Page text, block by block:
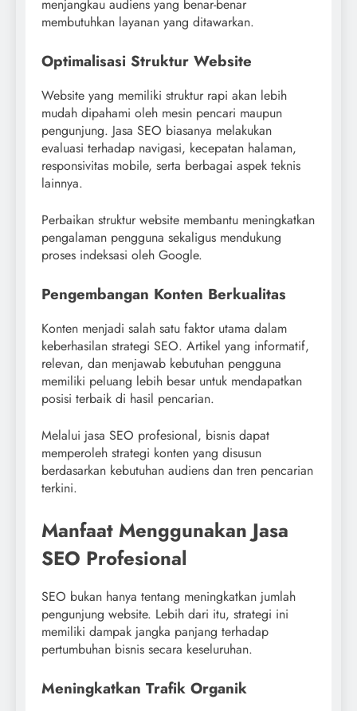
menjangkau audiens yang benar-benar
membutuhkan layanan yang ditawarkan.
Optimalisasi Struktur Website
Website yang memiliki struktur rapi akan lebih
mudah dipahami oleh mesin pencari maupun
pengunjung. Jasa SEO biasanya melakukan
evaluasi terhadap navigasi, kecepatan halaman,
responsivitas mobile, serta berbagai aspek teknis
lainnya.
Perbaikan struktur website membantu meningkatkan
pengalaman pengguna sekaligus mendukung
proses indeksasi oleh Google.
Pengembangan Konten Berkualitas
Konten menjadi salah satu faktor utama dalam
keberhasilan strategi SEO. Artikel yang informatif,
relevan, dan menjawab kebutuhan pengguna
memiliki peluang lebih besar untuk mendapatkan
posisi terbaik di hasil pencarian.
Melalui jasa SEO profesional, bisnis dapat
memperoleh strategi konten yang disusun
berdasarkan kebutuhan audiens dan tren pencarian
terkini.
Manfaat Menggunakan Jasa
SEO Profesional
SEO bukan hanya tentang meningkatkan jumlah
pengunjung website. Lebih dari itu, strategi ini
memiliki dampak jangka panjang terhadap
pertumbuhan bisnis secara keseluruhan.
Meningkatkan Trafik Organik